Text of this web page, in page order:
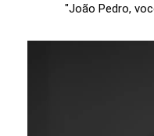
"João Pedro,